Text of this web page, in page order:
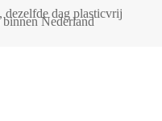
dezelfde dag plasticvrij
Nederland